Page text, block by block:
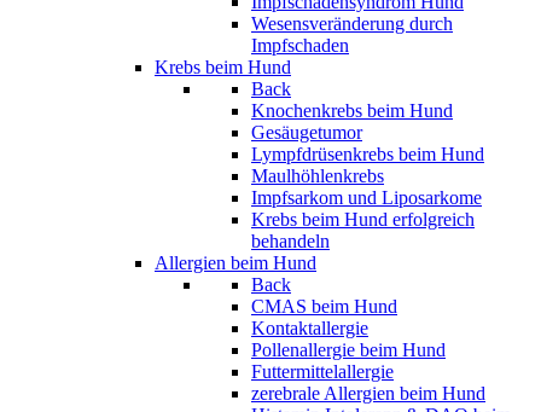
Wesensveränderung durch
Impfschaden
Krebs beim Hund
Back
Knochenkrebs beim Hund
Gesäugetumor
Lympfdrüsenkrebs beim Hund
Maulhöhlenkrebs
Impfsarkom und Liposarkome
Krebs beim Hund erfolgreich
behandeln
Allergien beim Hund
Back
CMAS beim Hund
Kontaktallergie
Pollenallergie beim Hund
Futtermittelallergie
zerebrale Allergien beim Hund